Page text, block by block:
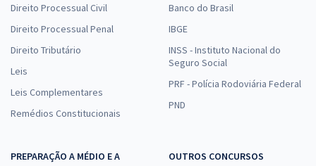
Direito Processual Civil
Direito Processual Penal
Direito Tributário
Leis
Leis Complementares
Remédios Constitucionais
Banco do Brasil
IBGE
INSS - Instituto Nacional do
Seguro Social
PRF - Polícia Rodoviária Federal
PND
PREPARAÇÃO A MÉDIO E A
OUTROS CONCURSOS